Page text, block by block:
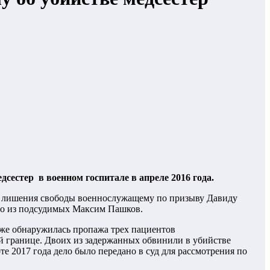
в военном госпитале в апреле 2016 года.
лишения свободы военнослужащему по призыву Давиду
из подсудимых Максим Пашков.
обнаружилась пропажа трех пациентов
границе. Двоих из задержанных обвинили в убийстве
года дело было передано в суд для рассмотрения по